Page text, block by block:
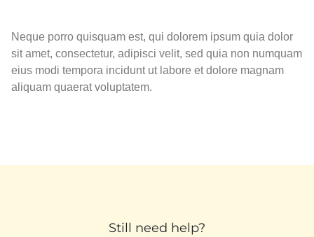
Neque porro quisquam est, qui dolorem ipsum quia dolor
sit amet, consectetur, adipisci velit, sed quia non numquam
eius modi tempora incidunt ut labore et dolore magnam
aliquam quaerat voluptatem.
Still need help?